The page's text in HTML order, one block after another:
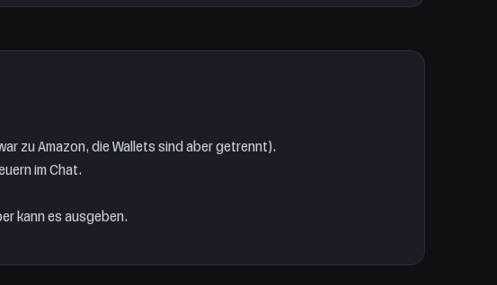
zu Amazon, die Wallets sind aber getrennt).
im Chat.
kann es ausgeben.